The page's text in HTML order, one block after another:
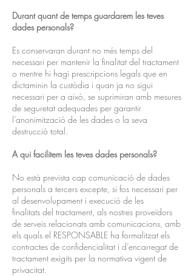
Durant quant de temps guardarem les teves
dades personals?
Es conservaran durant no més temps del
necessari per mantenir la finalitat del tractament
o mentre hi hagi prescripcions legals que en
dictaminin la custòdia i quan ja no sigui
necessari per a això, se suprimiran amb mesures
de seguretat adequades per garantir
l’anonimització de les dades o la seva
destrucció total.
A qui facilitem les teves dades personals?
No està prevista cap comunicació de dades
personals a tercers excepte, si fos necessari per
al desenvolupament i execució de les
finalitats del tractament, als nostres proveïdors
de serveis relacionats amb comunicacions, amb
els quals el RESPONSABLE ha formalitzat els
contractes de confidencialitat i d’encarregat de
tractament exigits per la normativa vigent de
privacitat.